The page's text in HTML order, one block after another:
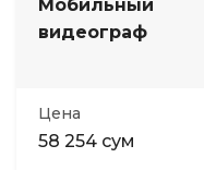
Мобильный
видеограф
Цена
58 254 сум